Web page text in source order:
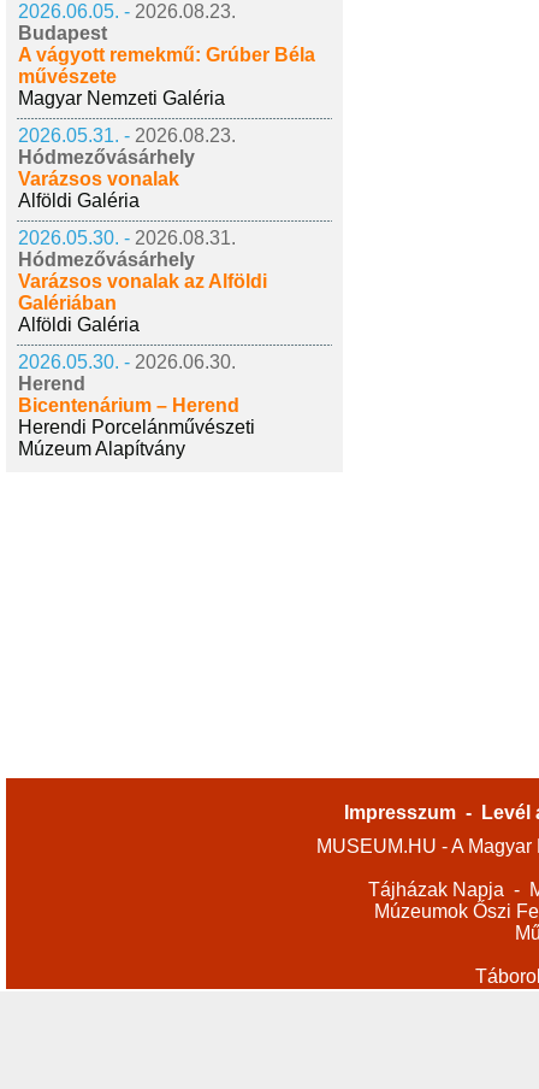
2026.06.05. - 2026.08.23.
Budapest
A vágyott remekmű: Grúber Béla
művészete
Magyar Nemzeti Galéria
2026.05.31. - 2026.08.23.
Hódmezővásárhely
Varázsos vonalak
Alföldi Galéria
2026.05.30. - 2026.08.31.
Hódmezővásárhely
Varázsos vonalak az Alföldi
Galériában
Alföldi Galéria
2026.05.30. - 2026.06.30.
Herend
Bicentenárium – Herend
Herendi Porcelánművészeti
Múzeum Alapítvány
Impresszum -
Levél
MUSEUM.HU - A
Tájházak Napja -
Múzeumok Őszi